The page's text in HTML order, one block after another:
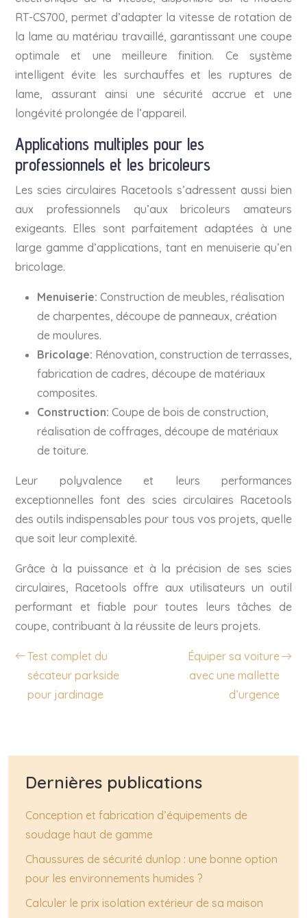
RT-CS700, permet d’adapter la vitesse de rotation de
la lame au matériau travaillé, garantissant une coupe
optimale et une meilleure finition. Ce système
intelligent évite les surchauffes et les ruptures de
lame, assurant ainsi une sécurité accrue et une
longévité prolongée de l’appareil.
Applications multiples pour les
professionnels et les bricoleurs
Les scies circulaires Racetools s’adressent aussi bien
aux professionnels qu’aux bricoleurs amateurs
exigeants. Elles sont parfaitement adaptées à une
large gamme d’applications, tant en menuiserie qu’en
bricolage.
Menuiserie: Construction de meubles, réalisation
de charpentes, découpe de panneaux, création
de moulures.
Bricolage: Rénovation, construction de terrasses,
fabrication de cadres, découpe de matériaux
composites.
Construction: Coupe de bois de construction,
réalisation de coffrages, découpe de matériaux
de toiture.
Leur polyvalence et leurs performances
exceptionnelles font des scies circulaires Racetools
des outils indispensables pour tous vos projets, quelle
que soit leur complexité.
Grâce à la puissance et à la précision de ses scies
circulaires, Racetools offre aux utilisateurs un outil
performant et fiable pour toutes leurs tâches de
coupe, contribuant à la réussite de leurs projets.
Test complet du
sécateur parkside
pour jardinage
Équiper sa voiture
avec une mallette
d’urgence
Dernières publications
Conception et fabrication d’équipements de
soudage haut de gamme
Chaussures de sécurité dunlop : une bonne option
pour les environnements humides ?
Calculer le prix isolation extérieur de sa maison